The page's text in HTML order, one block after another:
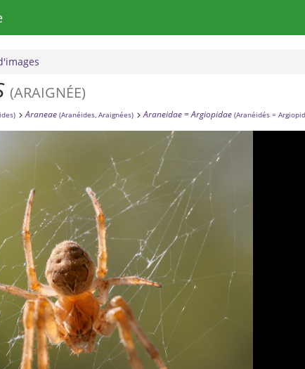
(ARAIGNÉE)
Araneae (Aranéides, Araignées) Araneidae = Argiopidae (Aranéidés =